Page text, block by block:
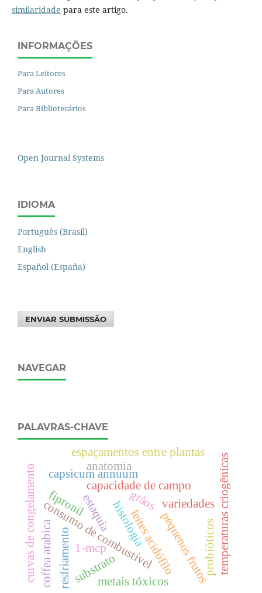
similaridade para este artigo.
INFORMAÇÕES
Para Leitores
Para Autores
Para Bibliotecários
Open Journal Systems
IDIOMA
Português (Brasil)
English
Español (España)
ENVIAR SUBMISSÃO
NAVEGAR
PALAVRAS-CHAVE
pequenos frutos
grãos
estaquia
consumo de combustível
capacidade de campo
curvas de congelamento temperaturas criogênicas
resfriamento substrato
capsicum annuum
leites acidófilo probióticos
anatomia
espaçamentos entre plantas
coffea arabica 1-mcp
variedades
fipronil histologia
metais tóxicos